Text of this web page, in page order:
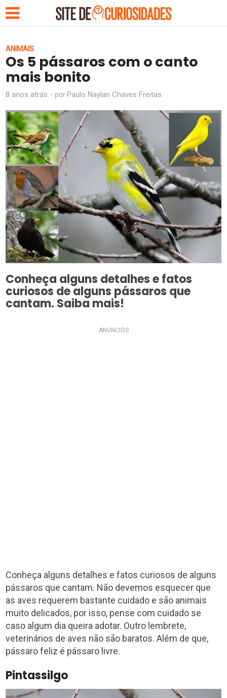
ANIMAIS
Os 5 pássaros com o canto
mais bonito
8 anos atrás por Paulo Naylan Chaves Freitas
Conheça alguns detalhes e fatos
curiosos de alguns pássaros que
cantam. Saiba mais!
ANÚNCIOS
Conheça alguns detalhes e fatos curiosos de alguns
pássaros que cantam. Não devemos esquecer que
as aves requerem bastante cuidado e são animais
muito delicados, por isso, pense com cuidado se
caso algum dia queira adotar. Outro lembrete,
veterinários de aves não são baratos. Além de que,
pássaro feliz é pássaro livre.
Pintassilgo